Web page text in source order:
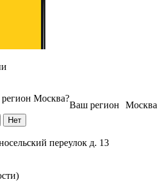
Москва
Ваш регион
Москва?
переулок д. 13